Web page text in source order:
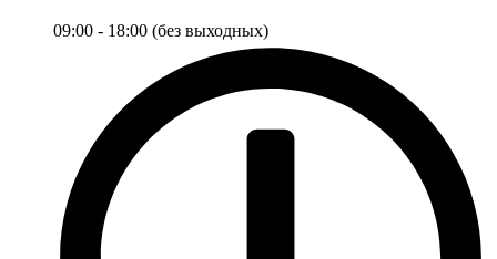
09:00 - 18:00 (без выходных)